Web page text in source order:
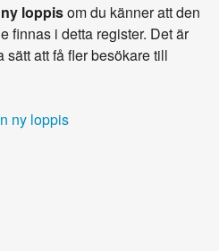
loppisom du känner att den
finnas i detta register. Det är
sätt att få fler besökare till
ny loppis